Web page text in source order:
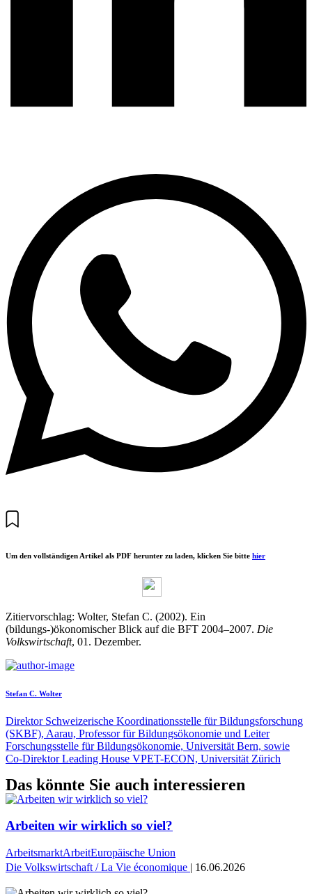
Um den vollständigen Artikel als PDF herunter zu laden, klicken Sie bitte hier
Zitiervorschlag: Wolter, Stefan C. (2002). Ein
(bildungs-)ökonomischer Blick auf die BFT 2004–2007. Die
Volkswirtschaft, 01. Dezember.
Stefan C. Wolter
Direktor Schweizerische Koordinationsstelle für Bildungsforschung
(SKBF), Aarau, Professor für Bildungsökonomie und Leiter
Forschungsstelle für Bildungsökonomie, Universität Bern, sowie
Co-Direktor Leading House VPET-ECON, Universität Zürich
Das könnte Sie auch interessieren
Arbeiten wir wirklich so viel?
ArbeitsmarktArbeitEuropäische Union
Die Volkswirtschaft / La Vie économique | 16.06.2026